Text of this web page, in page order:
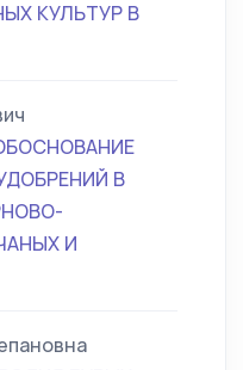
КУЛЬТУР В
В
И